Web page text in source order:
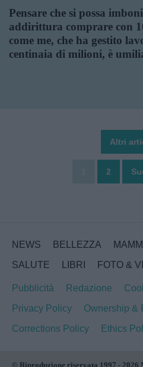
Pensare che si possa
addirittura comprare con
come me, che ha gestito
centinaia di milioni, è
Altri
2
NEWS BELLEZZA
SALUTE
LIBRI FOTO &
Pubblicità Redazione
Privacy Policy
Ownership &
Corrections Policy
Ethics
© Riproduzione riservata 1997 - 2026